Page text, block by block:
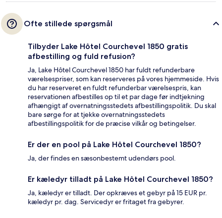
Ofte stillede spørgsmål
Tilbyder Lake Hôtel Courchevel 1850 gratis
afbestilling og fuld refusion?
Ja, Lake Hôtel Courchevel 1850 har fuldt refunderbare
værelsespriser, som kan reserveres på vores hjemmeside. Hvis
du har reserveret en fuldt refunderbar værelsespris, kan
reservationen afbestilles op til et par dage før indtjekning
afhængigt af overnatningsstedets afbestillingspolitik. Du skal
bare sørge for at tjekke overnatningsstedets
afbestillingspolitik for de præcise vilkår og betingelser.
Er der en pool på Lake Hôtel Courchevel 1850?
Ja, der findes en sæsonbestemt udendørs pool.
Er kæledyr tilladt på Lake Hôtel Courchevel 1850?
Ja, kæledyr er tilladt. Der opkræves et gebyr på 15 EUR pr.
kæledyr pr. dag. Servicedyr er fritaget fra gebyrer.